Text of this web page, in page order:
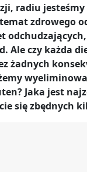
radiu jesteśmy
zdrowego
Ale czy każda
żadnych
Jaka jest
się zbędnych